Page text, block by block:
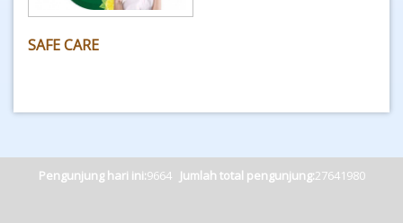
SAFE CARE
Pengunjung hari ini:9664 Jumlah total pengunjung:27641980